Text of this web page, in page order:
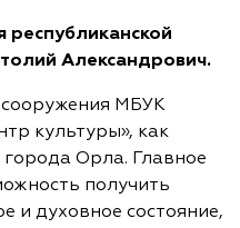
республиканской
Александрович.
МБУК
культуры», как
Орла. Главное
получить
и духовное состояние,